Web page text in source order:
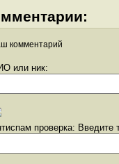
комментарий
или ник:
проверка: Введите